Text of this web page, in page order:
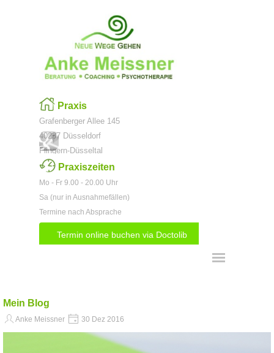
Praxis
Grafenberger Allee 145
40237 Düsseldorf
Flingern-Düsseltal
Praxiszeiten
Mo - Fr 9.00 - 20.00 Uhr
Sa (nur in Ausnahmefällen)
Termine nach Absprache
Menü überspringen
Termin online buchen via Doctolib
Mein Blog
Anke Meissner 30 Dez 2016